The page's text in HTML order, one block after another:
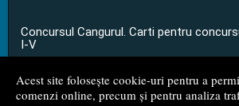
Acest site folosește cookie-uri pentru a
comenzi online, precum și pentru analiza
Concursul Cangurul. Carti pentru
I-V
...toate știrile